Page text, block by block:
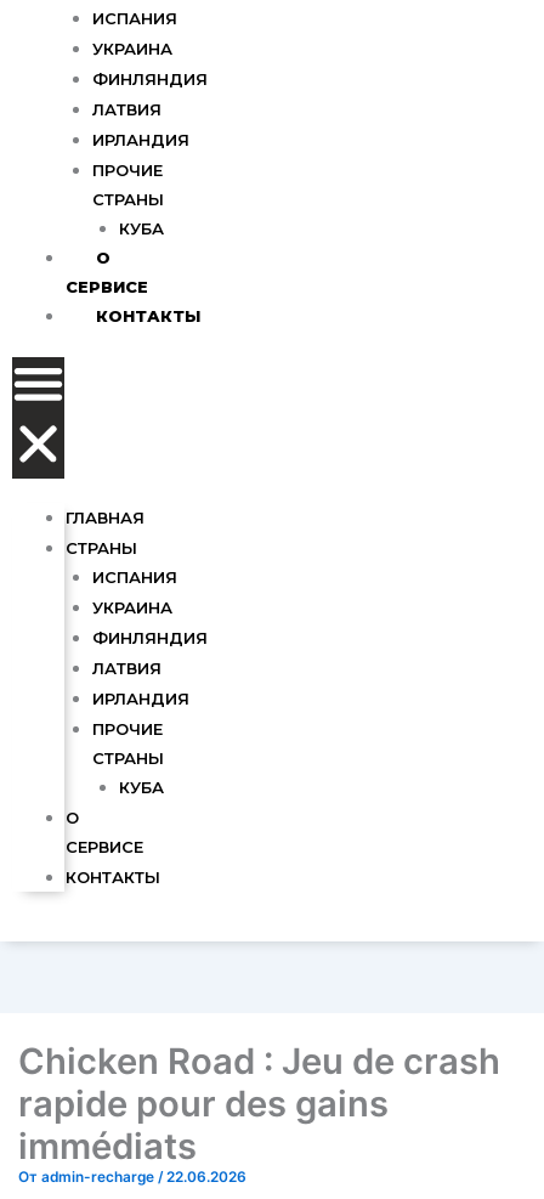
ИСПАНИЯ
УКРАИНА
ФИНЛЯНДИЯ
ЛАТВИЯ
ИРЛАНДИЯ
ПРОЧИЕ
СТРАНЫ
КУБА
О
СЕРВИСЕ
КОНТАКТЫ
ГЛАВНАЯ
СТРАНЫ
ИСПАНИЯ
УКРАИНА
ФИНЛЯНДИЯ
ЛАТВИЯ
ИРЛАНДИЯ
ПРОЧИЕ
СТРАНЫ
КУБА
О
СЕРВИСЕ
КОНТАКТЫ
Chicken Road : Jeu de crash
rapide pour des gains
immédiats
От admin-recharge /22.06.2026